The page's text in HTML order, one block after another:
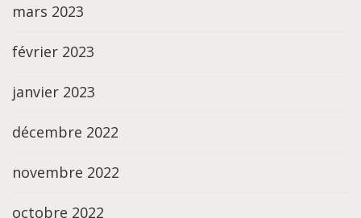
mars 2023
février 2023
janvier 2023
décembre 2022
novembre 2022
octobre 2022